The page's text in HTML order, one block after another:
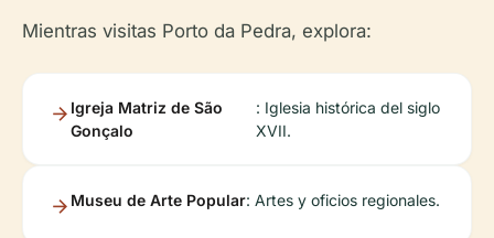
Mientras visitas Porto da Pedra, explora:
Igreja Matriz de São
Gonçalo
: Iglesia histórica del siglo
XVII.
Museu de Arte Popular: Artes y oficios regionales.